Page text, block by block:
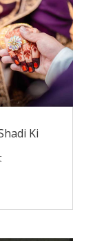
Ki